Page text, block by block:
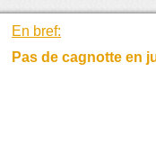
En bref:
Pas de cagnotte en